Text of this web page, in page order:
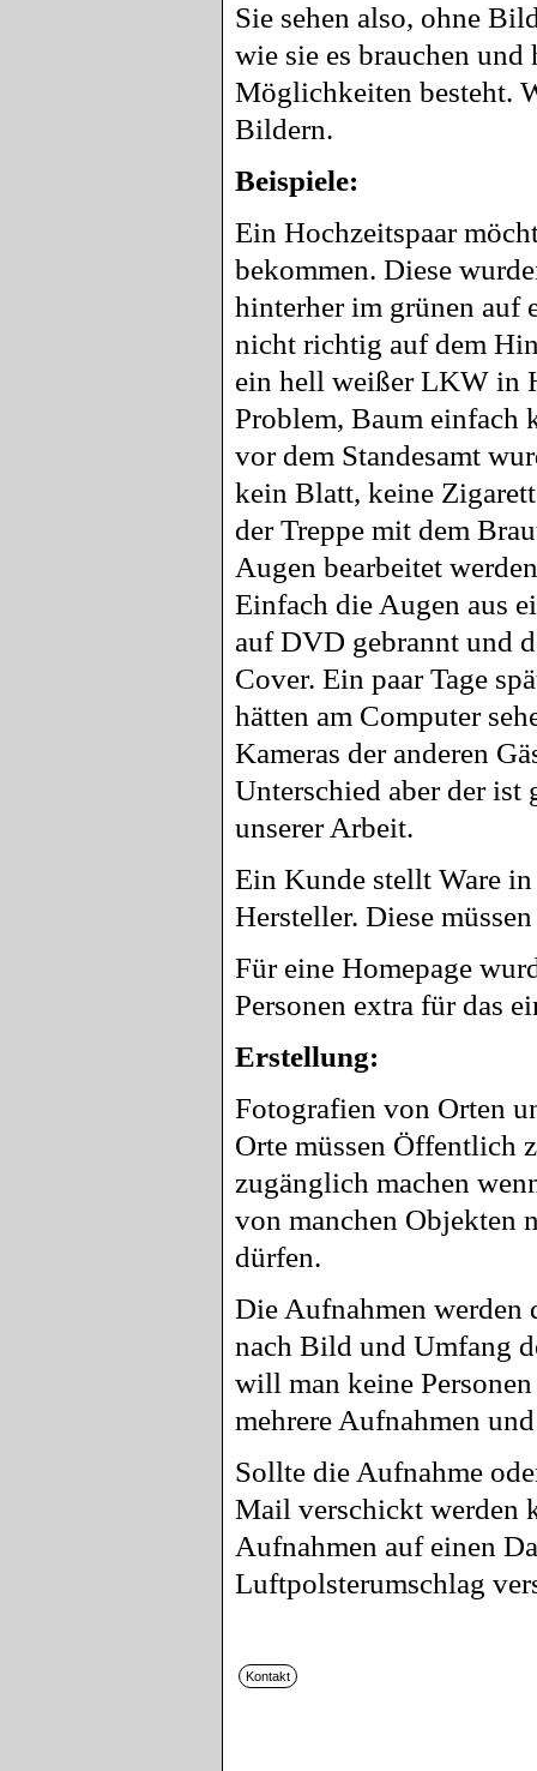
Sie sehen also, ohne
wie sie es brauchen
Möglichkeiten besteht.
Bildern.
Beispiele:
Ein Hochzeitspaar
bekommen. Diese
hinterher im grünen auf
nicht richtig auf dem
ein hell weißer LKW in
Problem, Baum einfach
vor dem Standesamt
kein Blatt, keine
der Treppe mit dem
Augen bearbeitet
Einfach die Augen aus
auf DVD gebrannt und
Cover. Ein paar Tage
hätten am Computer
Kameras der anderen
Unterschied aber der ist
unserer Arbeit.
Ein Kunde stellt Ware
Hersteller. Diese
Für eine Homepage
Personen extra für das
Erstellung:
Fotografien von Orten
Orte müssen Öffentlich
zugänglich machen
von manchen Objekten
dürfen.
Die Aufnahmen werden
nach Bild und Umfang
will man keine
mehrere Aufnahmen
Sollte die Aufnahme
Mail verschickt werden
Aufnahmen auf einen
Luftpolsterumschlag